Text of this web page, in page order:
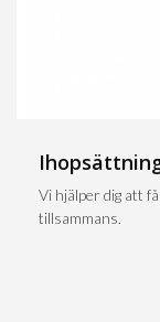
Vi hjälper dig att
tillsammans.